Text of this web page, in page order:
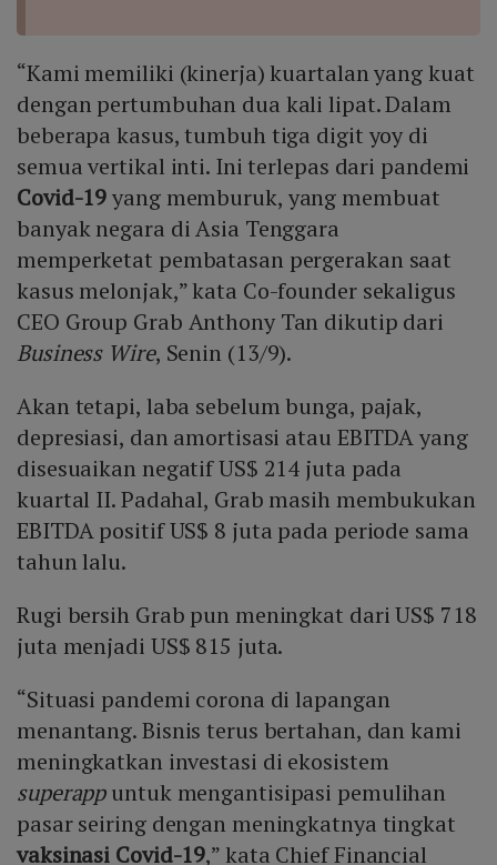
“Kami memiliki (kinerja) kuartalan yang kuat
dengan pertumbuhan dua kali lipat. Dalam
beberapa kasus, tumbuh tiga digit yoy di
semua vertikal inti. Ini terlepas dari pandemi
Covid-19yang memburuk, yang membuat
banyak negara di Asia Tenggara
memperketat pembatasan pergerakan saat
kasus melonjak,” kata Co-founder sekaligus
CEO Group Grab Anthony Tan dikutip dari
Business Wire, Senin (13/9).
Akan tetapi, laba sebelum bunga, pajak,
depresiasi, dan amortisasi atau EBITDA yang
disesuaikan negatif US$ 214 juta pada
kuartal II. Padahal, Grab masih membukukan
EBITDA positif US$ 8 juta pada periode sama
tahun lalu.
Rugi bersih Grab pun meningkat dari US$ 718
juta menjadi US$ 815 juta.
“Situasi pandemi corona di lapangan
menantang. Bisnis terus bertahan, dan kami
meningkatkan investasi di ekosistem
superappuntuk mengantisipasi pemulihan
pasar seiring dengan meningkatnya tingkat
vaksinasi Covid-19,” kata Chief Financial